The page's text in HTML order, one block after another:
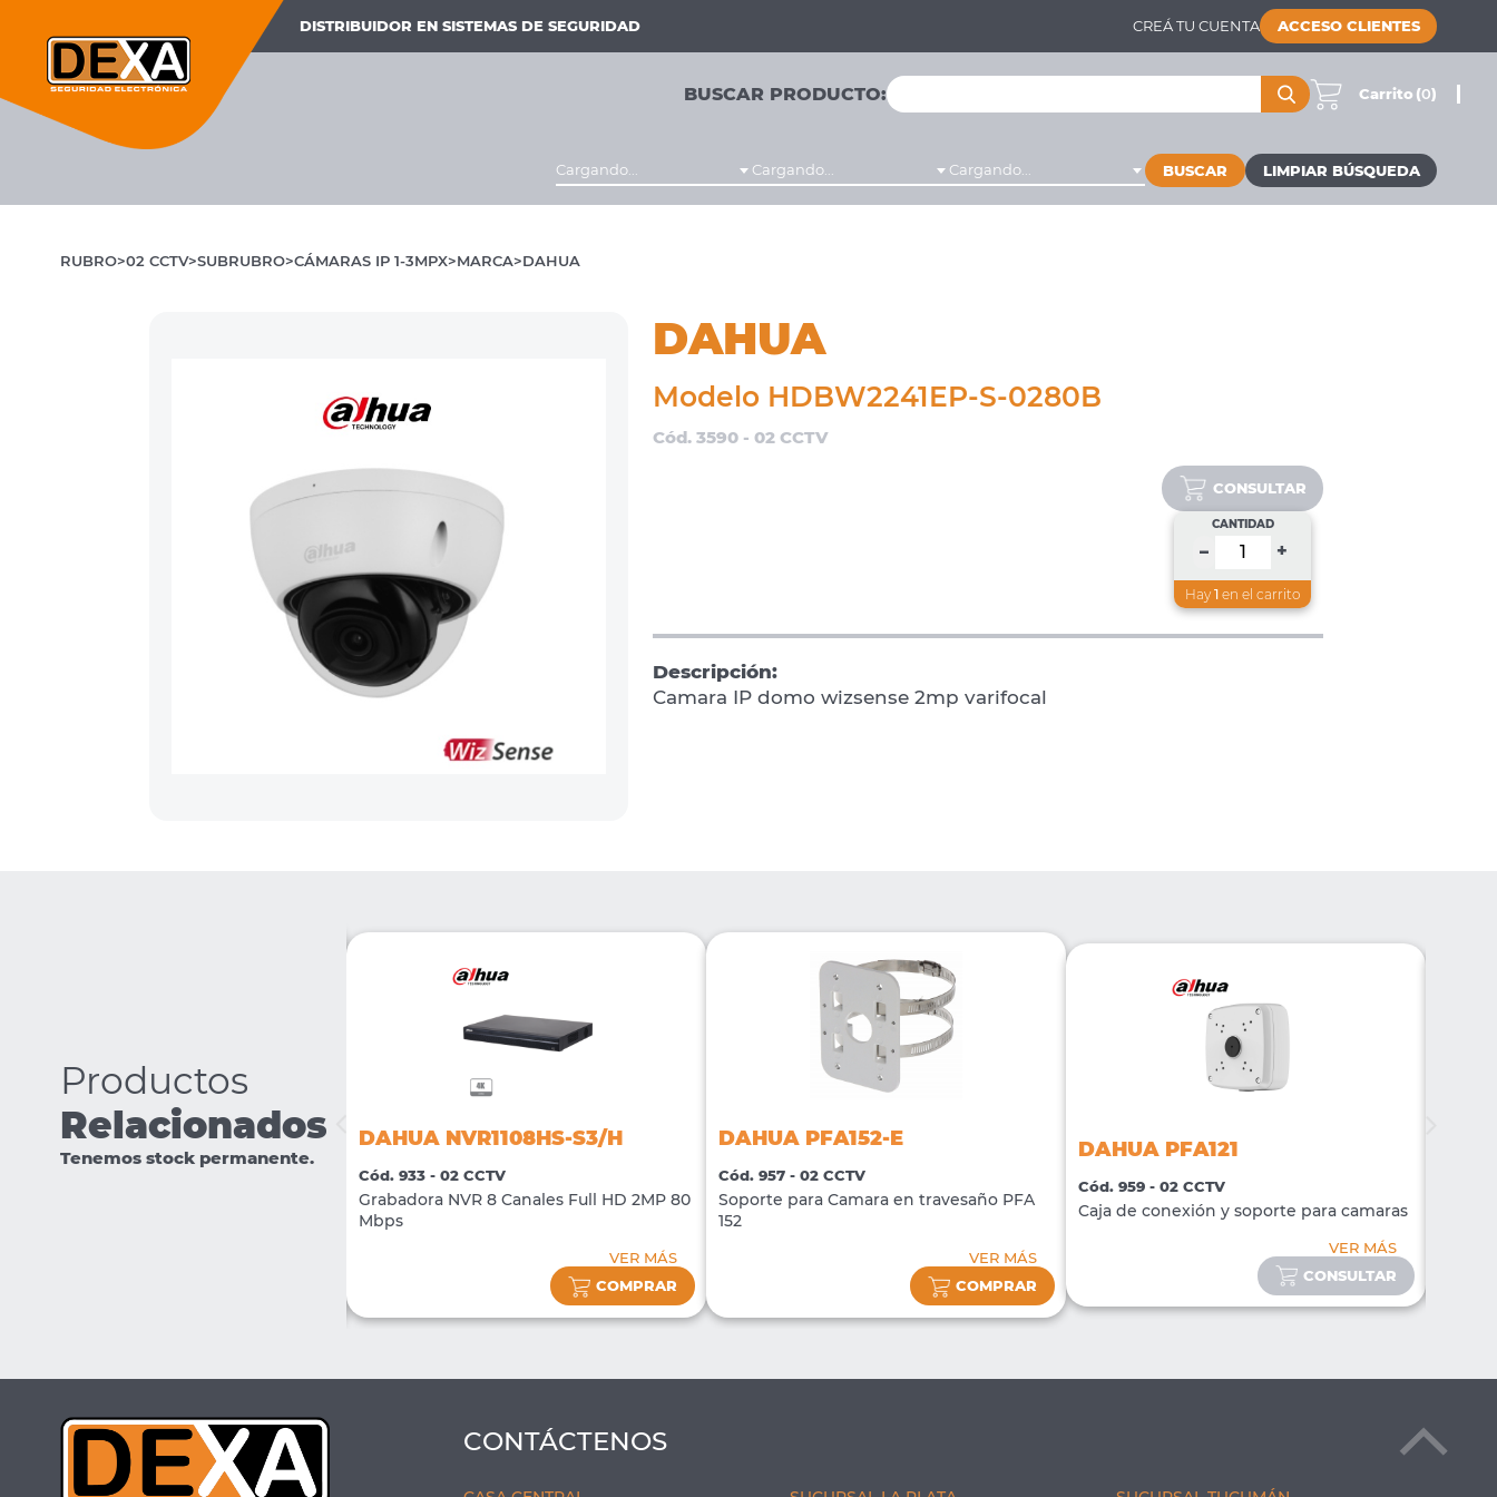
DISTRIBUIDOR EN SISTEMAS DE SEGURIDAD CREÁ TU CUENTA ACCESO CLIENTES
BUSCAR PRODUCTO: Carrito (0)
Cargando... Cargando... Cargando... BUSCAR
RUBRO 02 CCTV SUBRUBRO CÁMARAS IP 1-3MPX MARCA DAHUA
DAHUA
Modelo HDBW2241EP-S-0280B
Cód. 3590 - 02 CCTV
CONSULTAR
CANTIDAD
– +
Hay1 en el carrito
Descripción:
Camara IP domo wizsense 2mp varifocal
Productos
Relacionados
Tenemos stock permanente.
IPC-HFW1239S1P-LED-
S5
DAHUA NVR1108HS-S3/H
Cód. 933 - 02 CCTV
Grabadora NVR 8 Canales Full HD 2MP 80
Mbps
VER MÁS
COMPRAR
DAHUA PFA152-E
Cód. 957 - 02 CCTV
Soporte para Camara en travesaño PFA
152
VER MÁS
COMPRAR
DAHUA PFA121
Cód. 959 - 02 CCTV
Caja de conexión y soporte para camaras
VER MÁS
CONSULTAR
CONTÁCTENOS